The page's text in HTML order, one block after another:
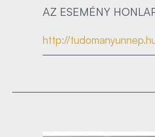
AZ ESEMÉNY
http://